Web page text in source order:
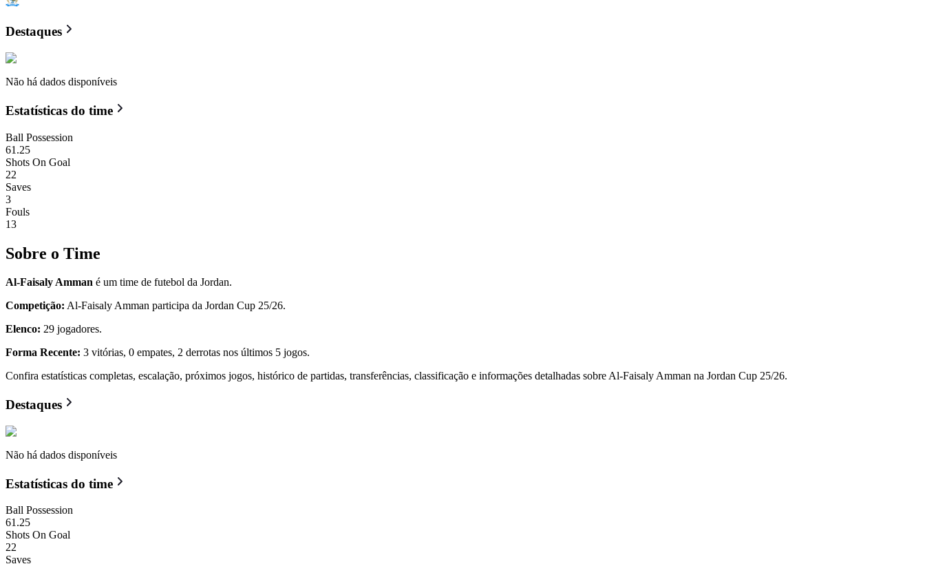
Destaques
Não há dados disponíveis
Estatísticas do time
Ball Possession
61.25
Shots On Goal
22
Saves
3
Fouls
13
Sobre o Time
Al-Faisaly Amman é um time de futebol da Jordan.
Competição: Al-Faisaly Amman participa da Jordan Cup 25/26.
Elenco: 29 jogadores.
Forma Recente: 3 vitórias, 0 empates, 2 derrotas nos últimos 5 jogos.
Confira estatísticas completas, escalação, próximos jogos, histórico de partidas, transferências, classificação e informações detalhadas sobre Al-Faisaly Amman na Jordan Cup 25/26.
Destaques
Não há dados disponíveis
Estatísticas do time
Ball Possession
61.25
Shots On Goal
22
Saves